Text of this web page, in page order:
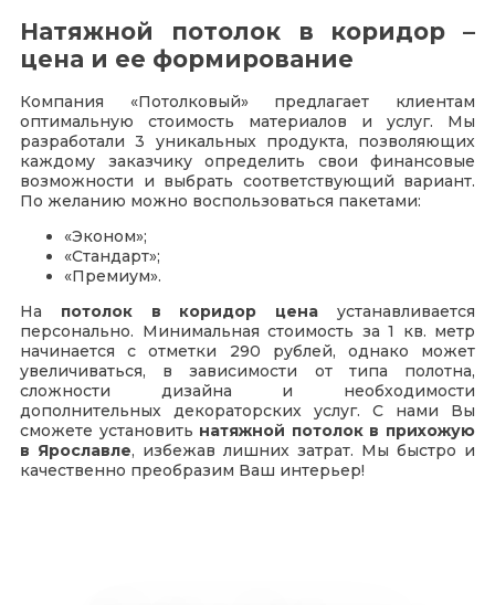
Натяжной потолок в коридор –
цена и ее формирование
Компания «Потолковый» предлагает клиентам
оптимальную стоимость материалов и услуг. Мы
разработали 3 уникальных продукта, позволяющих
каждому заказчику определить свои финансовые
возможности и выбрать соответствующий вариант.
По желанию можно воспользоваться пакетами:
«Эконом»;
«Стандарт»;
«Премиум».
На потолок в коридор цена устанавливается
персонально. Минимальная стоимость за 1 кв. метр
начинается с отметки 290 рублей, однако может
увеличиваться, в зависимости от типа полотна,
сложности дизайна и необходимости
дополнительных декораторских услуг. С нами Вы
сможете установить натяжной потолок в прихожую
в Ярославле, избежав лишних затрат. Мы быстро и
качественно преобразим Ваш интерьер!